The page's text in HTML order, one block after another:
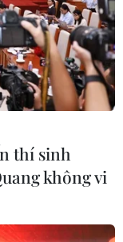
thí sinh
không vi